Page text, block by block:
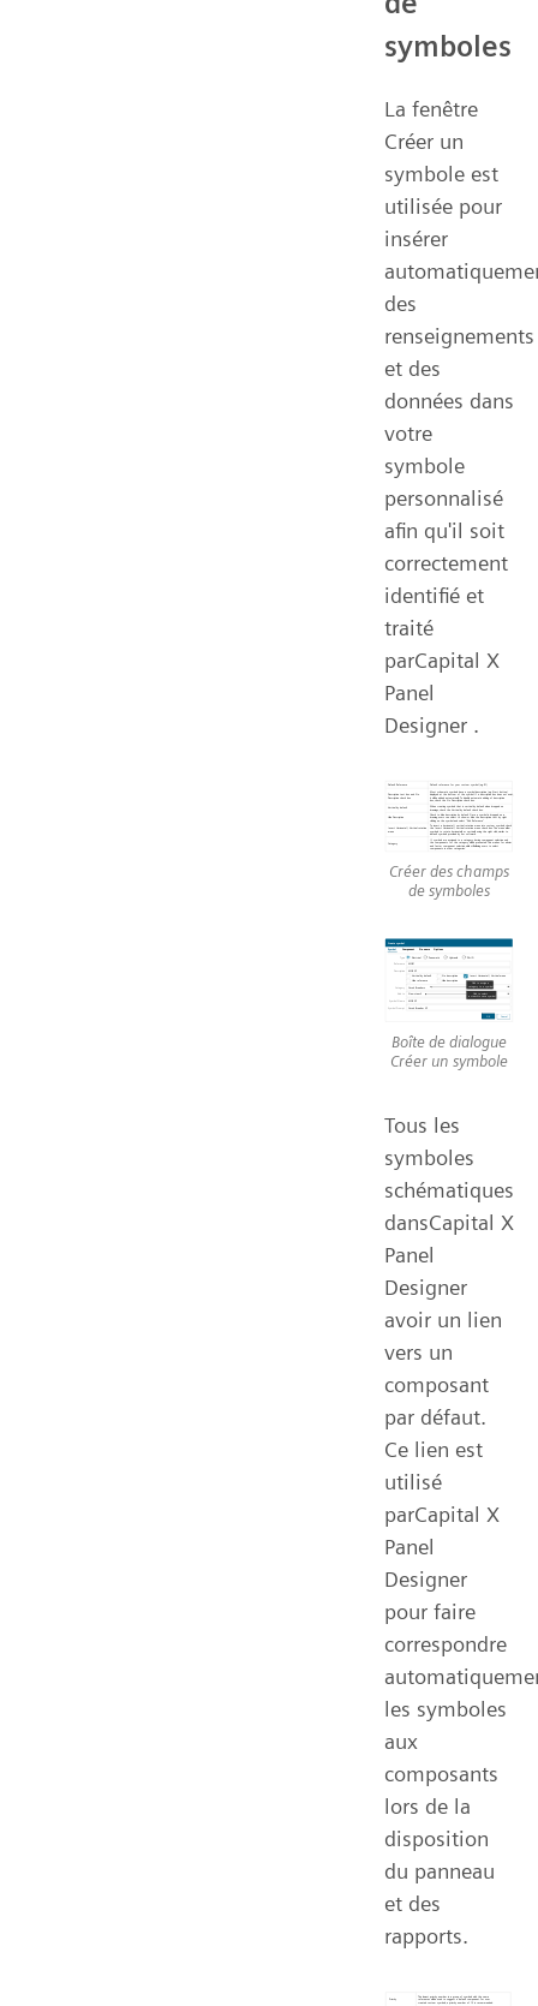
symboles
La fenêtre
Créer un
symbole est
utilisée pour
insérer
des
renseignements
et des
données dans
votre
symbole
personnalisé
afin qu'il soit
correctement
identifié et
traité
parCapital X
Panel
Designer .
Créer des champs
de symboles
Boîte de dialogue
Créer un symbole
Tous les
symboles
schématiques
dansCapital X
Panel
Designer
avoir un lien
vers un
composant
par défaut.
Ce lien est
utilisé
parCapital X
Panel
Designer
pour faire
correspondre
les symboles
aux
composants
lors de la
disposition
du panneau
et des
rapports.